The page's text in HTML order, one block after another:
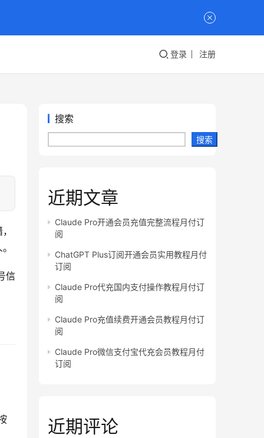
登录 注册
信
搜索
搜索
近期文章
Claude Pro开通会员充值完整流程月付订
阅
ChatGPT Plus订阅开通会员实用教程月付
订阅
Claude Pro代充国内支付操作教程月付订
阅
Claude Pro充值续费开通会员教程月付订
阅
Claude Pro微信支付宝代充会员教程月付
订阅
近期评论